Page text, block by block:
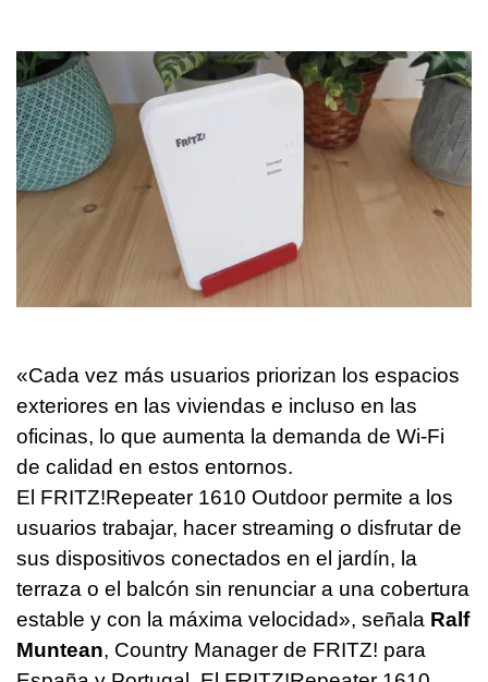
«Cada vez más usuarios priorizan los espacios
exteriores en las viviendas e incluso en las
oficinas, lo que aumenta la demanda de Wi-Fi
de calidad en estos entornos.
El FRITZ!Repeater 1610 Outdoor permite a los
usuarios trabajar, hacer streaming o disfrutar de
sus dispositivos conectados en el jardín, la
terraza o el balcón sin renunciar a una cobertura
estable y con la máxima velocidad», señala Ralf
Muntean, Country Manager de FRITZ! para